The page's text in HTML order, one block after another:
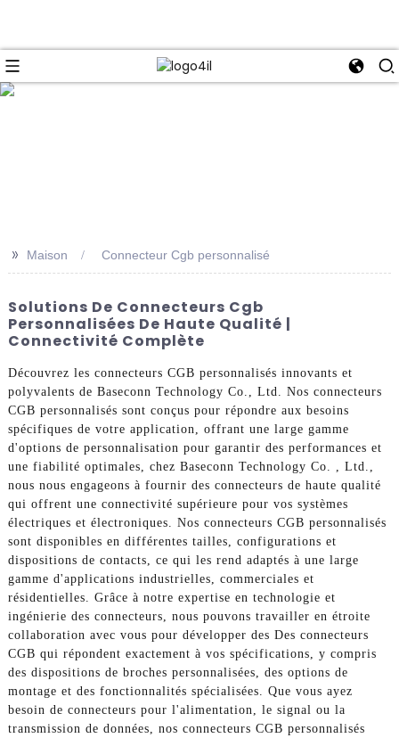
>> Maison Connecteur Cgb personnalisé
Solutions De Connecteurs Cgb
Personnalisées De Haute Qualité |
Connectivité Complète
Découvrez les connecteurs CGB personnalisés innovants et
polyvalents de Baseconn Technology Co., Ltd. Nos connecteurs
CGB personnalisés sont conçus pour répondre aux besoins
spécifiques de votre application, offrant une large gamme
d'options de personnalisation pour garantir des performances et
une fiabilité optimales, chez Baseconn Technology Co. , Ltd.,
nous nous engageons à fournir des connecteurs de haute qualité
qui offrent une connectivité supérieure pour vos systèmes
électriques et électroniques. Nos connecteurs CGB personnalisés
sont disponibles en différentes tailles, configurations et
dispositions de contacts, ce qui les rend adaptés à une large
gamme d'applications industrielles, commerciales et
résidentielles. Grâce à notre expertise en technologie et
ingénierie des connecteurs, nous pouvons travailler en étroite
collaboration avec vous pour développer des Des connecteurs
CGB qui répondent exactement à vos spécifications, y compris
des dispositions de broches personnalisées, des options de
montage et des fonctionnalités spécialisées. Que vous ayez
besoin de connecteurs pour l'alimentation, le signal ou la
transmission de données, nos connecteurs CGB personnalisés